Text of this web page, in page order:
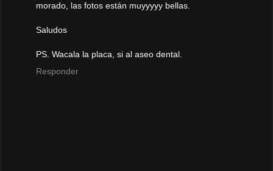
morado, las fotos están muyyyyy bellas.
Saludos
PS. Wacala la placa, si al aseo dental.
Responder